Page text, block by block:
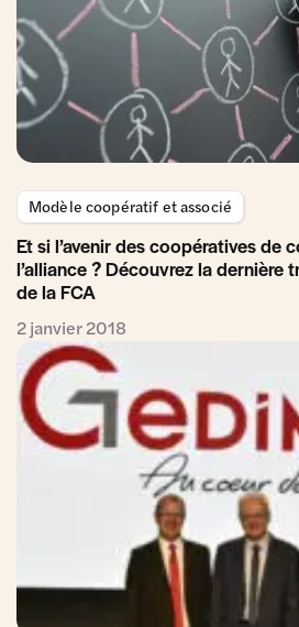
Modèle coopératif et associé
Et si l’avenir des coopératives de
l’alliance ? Découvrez la dernière
de la FCA
2 janvier 2018